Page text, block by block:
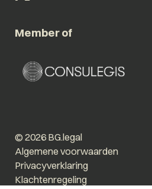
Member of
© 2026 BG.legal
Algemene voorwaarden
Privacyverklaring
Klachtenregeling